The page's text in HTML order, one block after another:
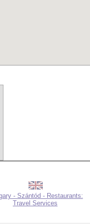
- Szántód - Restaurants:
Travel Services